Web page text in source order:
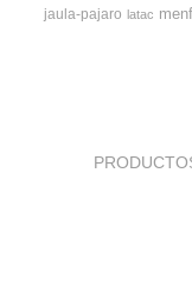
jaula-pajaro latac